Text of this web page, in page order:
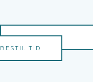
BESTIL TID